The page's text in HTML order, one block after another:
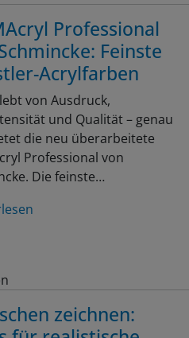
Professional
Feinste
Acrylfarben
von Ausdruck,
und Qualität – genau
die neu überarbeitete
Professional von
Die feinste…
zeichnen: